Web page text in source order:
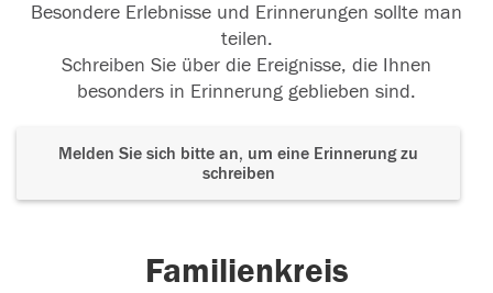
Besondere Erlebnisse und Erinnerungen sollte man
teilen.
Schreiben Sie über die Ereignisse, die Ihnen
besonders in Erinnerung geblieben sind.
Melden Sie sich bitte an, um eine Erinnerung zu
schreiben
Familienkreis